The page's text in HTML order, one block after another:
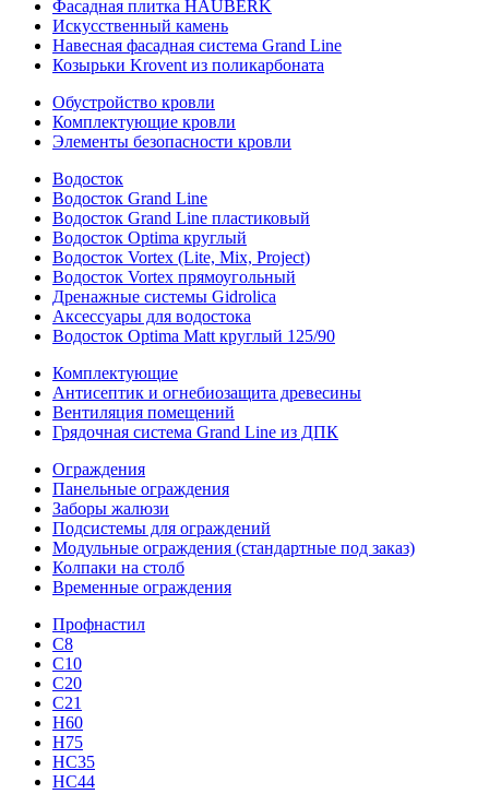
Фасадная плитка HAUBERK
Искусственный камень
Навесная фасадная система Grand Line
Козырьки Krovent из поликарбоната
Обустройство кровли
Комплектующие кровли
Элементы безопасности кровли
Водосток
Водосток Grand Line
Водосток Grand Line пластиковый
Водосток Optima круглый
Водосток Vortex (Lite, Mix, Project)
Водосток Vortex прямоугольный
Дренажные системы Gidrolica
Аксессуары для водостока
Водосток Optima Matt круглый 125/90
Комплектующие
Антисептик и огнебиозащита древесины
Вентиляция помещений
Грядочная система Grand Line из ДПК
Ограждения
Панельные ограждения
Заборы жалюзи
Подсистемы для ограждений
Модульные ограждения (стандартные под заказ)
Колпаки на столб
Временные ограждения
Профнастил
С8
С10
С20
С21
H60
H75
HС35
НС44